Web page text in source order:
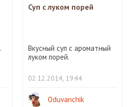
Суп с луком порей
Вкусный суп с ароматный
луком порей.
02.12.2014, 19:44
Oduvanchik